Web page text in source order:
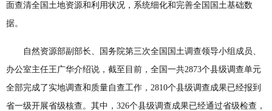
面查清全国土地资源和利用状况，系统细化和完善全国国土基础数
据。
自然资源部副部长、国务院第三次全国国土调查领导小组成员、
办公室主任王广华介绍说，截至目前，全国一共2873个县级调查单元
全部完成了实地调查和质量自查工作，2810个县级调查成果已经报到
省一级开展省级核查。其中，326个县级调查成果已经通过省级检查，